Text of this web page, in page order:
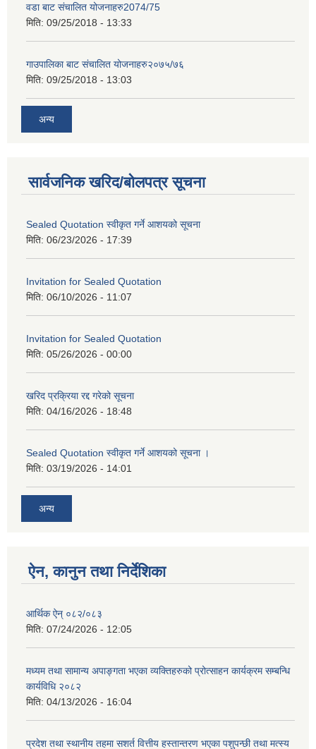
वडा बाट संचालित योजनाहरु2074/75
मिति: 09/25/2018 - 13:33
गाउपालिका बाट संचालित योजनाहरु२०७५/७६
मिति: 09/25/2018 - 13:03
अन्य
सार्वजनिक खरिद/बोलपत्र सूचना
Sealed Quotation स्वीकृत गर्ने आशयको सूचना
मिति: 06/23/2026 - 17:39
Invitation for Sealed Quotation
मिति: 06/10/2026 - 11:07
Invitation for Sealed Quotation
मिति: 05/26/2026 - 00:00
खरिद प्रक्रिया रद्द गरेको सूचना
मिति: 04/16/2026 - 18:48
Sealed Quotation स्वीकृत गर्ने आशयको सूचना ।
मिति: 03/19/2026 - 14:01
अन्य
ऐन, कानुन तथा निर्देशिका
आर्थिक ऐन् ०८२/०८३
मिति: 07/24/2026 - 12:05
मध्यम तथा सामान्य अपाङ्गता भएका व्यक्तिहरुको प्रोत्साहन कार्यक्रम सम्बन्धि
कार्यविधि २०८२
मिति: 04/13/2026 - 16:04
प्रदेश तथा स्थानीय तहमा सशर्त वित्तीय हस्तान्तरण भएका पशुपन्छी तथा मत्स्य